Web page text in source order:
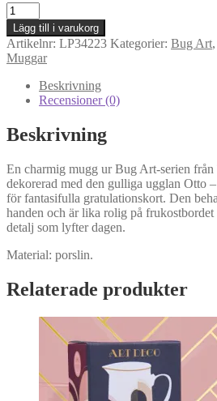
Bug
Art
Otto
Owl
Mugg
mängd
Lägg till i varukorg
Artikelnr: LP34223 Kategorier: Bug Art,
Muggar
Beskrivning
Recensioner (0)
Beskrivning
En charmig mugg ur Bug Art-serien
dekorerad med den gulliga ugglan Otto
för fantasifulla gratulationskort. Den
handen och är lika rolig på
detalj som lyfter dagen.
Material: porslin.
Relaterade produkter